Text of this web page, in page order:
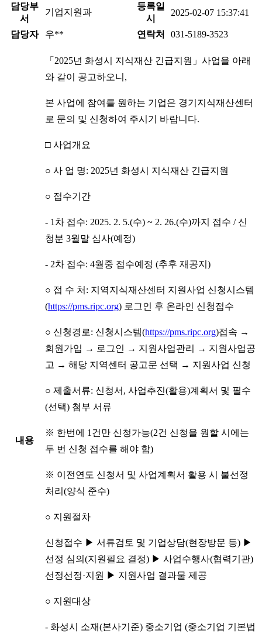
담당부
서
기업지원과
등록일
시
2025-02-07 15:37:41
담당자 우** 연락처 031-5189-3523
내용
「2025년 화성시 지식재산 긴급지원」사업을 아래
와 같이 공고하오니,
본 사업에 참여를 원하는 기업은 경기지식재산센터
로 문의 및 신청하여 주시기 바랍니다.
□ 사업개요
○ 사 업 명: 2025년 화성시 지식재산 긴급지원
○ 접수기간
- 1차 접수: 2025. 2. 5.(수) ~ 2. 26.(수)까지 접수 / 신
청분 3월말 심사(예정)
- 2차 접수: 4월중 접수예정 (추후 재공지)
○ 접 수 처: 지역지식재산센터 지원사업 신청시스템
(https://pms.ripc.org) 로그인 후 온라인 신청접수
○ 신청경로: 신청시스템(https://pms.ripc.org)접속 →
회원가입 → 로그인 → 지원사업관리 → 지원사업공
고 → 해당 지역센터 공고문 선택 → 지원사업 신청
○ 제출서류: 신청서, 사업추진(활용)계획서 및 필수
(선택) 첨부 서류
※ 한번에 1건만 신청가능(2건 신청을 원할 시에는
두 번 신청 접수를 해야 함)
※ 이전연도 신청서 및 사업계획서 활용 시 불선정
처리(양식 준수)
○ 지원절차
신청접수 ▶ 서류검토 및 기업상담(현장방문 등) ▶
선정 심의(지원필요 결정) ▶ 사업수행사(협력기관)
선정선정·지원 ▶ 지원사업 결과물 제공
○ 지원대상
- 화성시 소재(본사기준) 중소기업 (중소기업 기본법